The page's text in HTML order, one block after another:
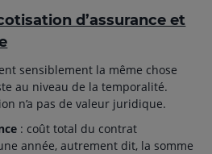
d’assurance et
sensiblement la même chose
au niveau de la temporalité.
n’a pas de valeur juridique.
: coût total du contrat
année, autrement dit, la somme